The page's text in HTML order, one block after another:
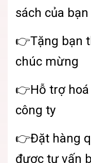
sách của bạn
👉Tặng bạn
chúc mừng
👉Hỗ trợ
công ty
👉Đặt hàng
được tư vấn